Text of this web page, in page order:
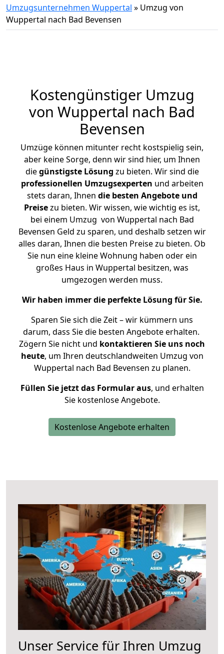
Umzugsunternehmen Wuppertal » Umzug von
Wuppertal nach Bad Bevensen
Kostengünstiger Umzug
von Wuppertal nach Bad
Bevensen
Umzüge können mitunter recht kostspielig sein,
aber keine Sorge, denn wir sind hier, um Ihnen
diegünstigste Lösung zu bieten. Wir sind die
professionellen Umzugsexperten und arbeiten
stets daran, Ihnen die besten Angebote und
Preisezu bieten. Wir wissen, wie wichtig es ist,
bei einem Umzug von Wuppertal nach Bad
Bevensen Geld zu sparen, und deshalb setzen wir
alles daran, Ihnen die besten Preise zu bieten. Ob
Sie nun eine kleine Wohnung haben oder ein
großes Haus in Wuppertal besitzen, was
umgezogen werden muss.
Wir haben immer die perfekte Lösung für Sie.
Sparen Sie sich die Zeit – wir kümmern uns
darum, dass Sie die besten Angebote erhalten.
Zögern Sie nicht und kontaktieren Sie uns noch
heute, um Ihren deutschlandweiten Umzug von
Wuppertal nach Bad Bevensen zu planen.
Füllen Sie jetzt das Formular aus, und erhalten
Sie kostenlose Angebote.
Kostenlose Angebote erhalten
Unser Service für Ihren Umzug